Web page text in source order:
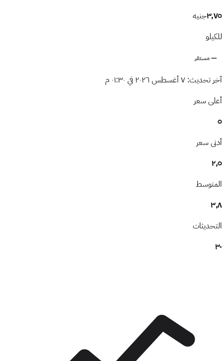
٣٫٧٥جنيه
للكيلو
— مستقر
آخر تحديث: ٧ أغسطس ٢٠٢٦ في ٠١:٣٠ م
أعلى سعر
٥
أدنى سعر
٢٫٥
المتوسط
٣٫٨
التحديثات
٣٠